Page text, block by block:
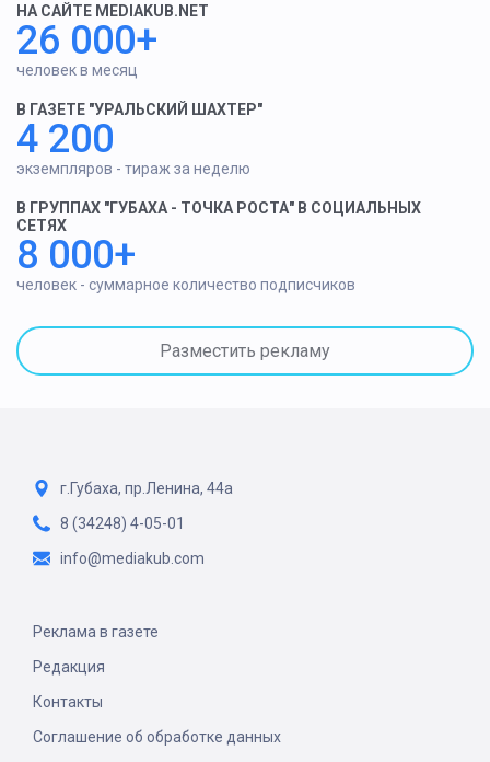
НА САЙТЕ MEDIAKUB.NET
26 000+
человек в месяц
В ГАЗЕТЕ "УРАЛЬСКИЙ ШАХТЕР"
4 200
экземпляров - тираж за неделю
В ГРУППАХ "ГУБАХА - ТОЧКА РОСТА" В СОЦИАЛЬНЫХ
СЕТЯХ
8 000+
человек - суммарное количество подписчиков
Разместить рекламу
г.Губаха, пр.Ленина, 44а
8 (34248) 4-05-01
info@mediakub.com
Реклама в газете
Редакция
Контакты
Соглашение об обработке данных